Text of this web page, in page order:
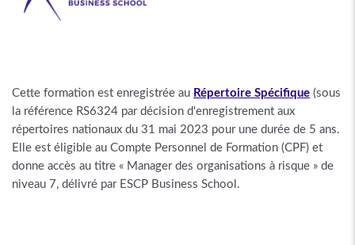
Cette formation est enregistrée au Répertoire Spécifique (sous
la référence RS6324 par décision d'enregistrement aux
répertoires nationaux du 31 mai 2023 pour une durée de 5 ans.
Elle est éligible au Compte Personnel de Formation (CPF) et
donne accès au titre « Manager des organisations à risque » de
niveau 7, délivré par ESCP Business School.